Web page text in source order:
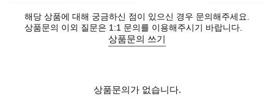
해당 상품에 대해 궁금하신 점이 있으신 경우 문의해주세요.
상품문의 이외 질문은 1:1 문의를 이용해주시기 바랍니다.
상품문의 쓰기
상품문의가 없습니다.